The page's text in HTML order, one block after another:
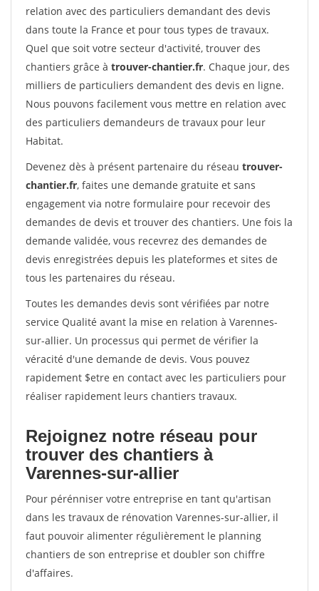
relation avec des particuliers demandant des devis
dans toute la France et pour tous types de travaux.
Quel que soit votre secteur d'activité, trouver des
chantiers grâce à trouver-chantier.fr. Chaque jour, des
milliers de particuliers demandent des devis en ligne.
Nous pouvons facilement vous mettre en relation avec
des particuliers demandeurs de travaux pour leur
Habitat.
Devenez dès à présent partenaire du réseau trouver-
chantier.fr, faites une demande gratuite et sans
engagement via notre formulaire pour recevoir des
demandes de devis et trouver des chantiers. Une fois la
demande validée, vous recevrez des demandes de
devis enregistrées depuis les plateformes et sites de
tous les partenaires du réseau.
Toutes les demandes devis sont vérifiées par notre
service Qualité avant la mise en relation à Varennes-
sur-allier. Un processus qui permet de vérifier la
véracité d'une demande de devis. Vous pouvez
rapidement $etre en contact avec les particuliers pour
réaliser rapidement leurs chantiers travaux.
Rejoignez notre réseau pour
trouver des chantiers à
Varennes-sur-allier
Pour pérénniser votre entreprise en tant qu'artisan
dans les travaux de rénovation Varennes-sur-allier, il
faut pouvoir alimenter régulièrement le planning
chantiers de son entreprise et doubler son chiffre
d'affaires.